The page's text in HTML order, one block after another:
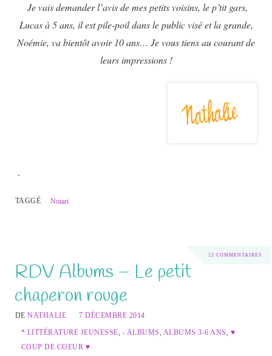
Je vais demander l’avis de mes petits voisins, le p’tit gars,
Lucas à 5 ans, il est pile-poil dans le public visé et la grande,
Noémie, va bientôt avoir 10 ans… Je vous tiens au courant de
leurs impressions !
.
TAGGÉ Notari
22 COMMENTAIRES
RDV Albums – Le petit
chaperon rouge
DENATHALIE
7 DÉCEMBRE 2014
* LITTÉRATURE JEUNESSE - ALBUMS ALBUMS 3-6 ANS
♥
COUP DE COEUR ♥